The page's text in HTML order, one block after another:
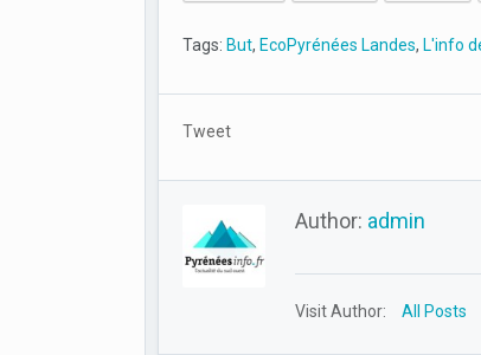
Tags: But, EcoPyrénées Landes, L'info
Tweet
Author: admin
Visit Author: All Posts